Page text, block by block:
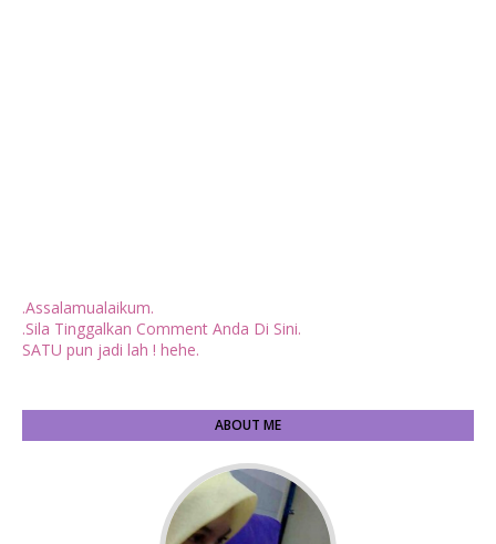
.Assalamualaikum.
.Sila Tinggalkan Comment Anda Di Sini.
SATU pun jadi lah ! hehe.
ABOUT ME